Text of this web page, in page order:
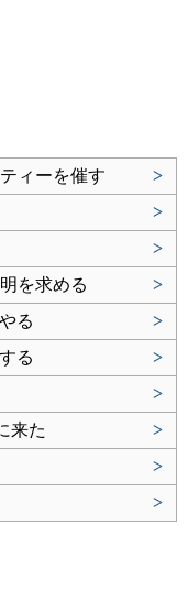
ィーを催す
>
>
>
を求める
>
る
>
る
>
>
来た
>
>
>